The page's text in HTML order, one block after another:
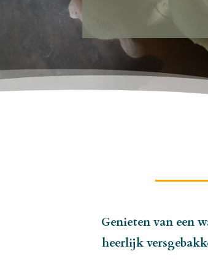
Genieten van een
heerlijk